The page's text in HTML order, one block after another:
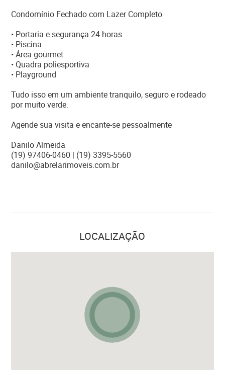
Condomínio Fechado com Lazer Completo
• Portaria e segurança 24 horas
• Piscina
• Área gourmet
• Quadra poliesportiva
• Playground
Tudo isso em um ambiente tranquilo, seguro e rodeado
por muito verde.
Agende sua visita e encante-se pessoalmente
Danilo Almeida
(19) 97406-0460 | (19) 3395-5560
danilo@abrelarimoveis.com.br
LOCALIZAÇÃO